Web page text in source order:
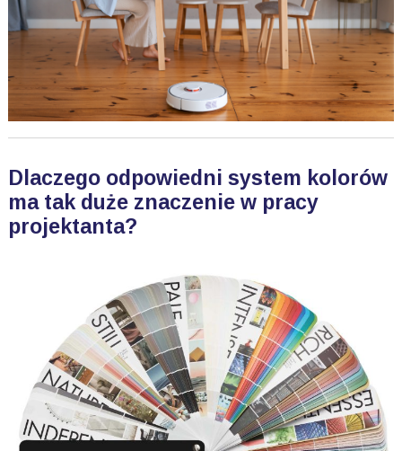
Dlaczego odpowiedni system kolorów
ma tak duże znaczenie w pracy
projektanta?
KONTAKT